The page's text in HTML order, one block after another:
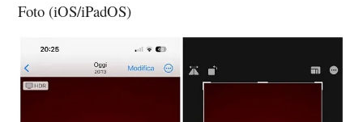
Foto (iOS/iPadOS)